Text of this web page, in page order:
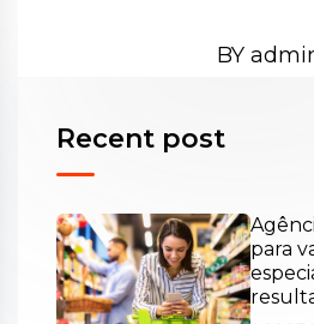
BY
Recent post
para